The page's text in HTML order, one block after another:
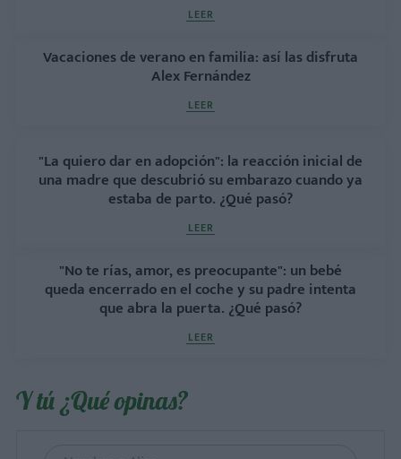
LEER
Vacaciones de verano en familia: así las disfruta
Alex Fernández
LEER
"La quiero dar en adopción": la reacción inicial de
una madre que descubrió su embarazo cuando ya
estaba de parto. ¿Qué pasó?
LEER
"No te rías, amor, es preocupante": un bebé
queda encerrado en el coche y su padre intenta
que abra la puerta. ¿Qué pasó?
LEER
Y tú ¿Qué opinas?